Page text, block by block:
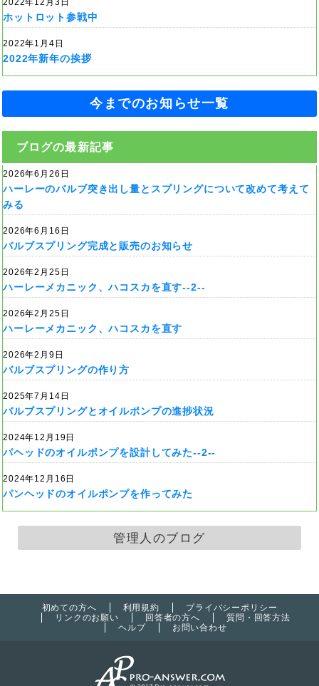
2022年12月3日
ホットロット参戦中
2022年1月4日
2022年新年の挨拶
今までのお知らせ一覧
ブログの最新記事
2026年6月26日
ハーレーのバルブ突き出し量とスプリングについて改めて考えて
みる
2026年6月16日
バルブスプリング完成と販売のお知らせ
2026年2月25日
ハーレーメカニック、ハコスカを直す--2--
2026年2月25日
ハーレーメカニック、ハコスカを直す
2026年2月9日
バルブスプリングの作り方
2025年7月14日
バルブスプリングとオイルポンプの進捗状況
2024年12月19日
パヘッドのオイルポンプを設計してみた--2--
2024年12月16日
パンヘッドのオイルポンプを作ってみた
管理人のブログ
初めての方へ 利用規約
プライバシーポリシー
リンクのお願い
回答者の方へ
質問・回答方法
ヘルプ
お問い合わせ